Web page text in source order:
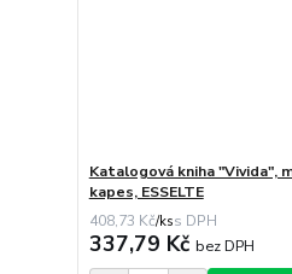
Katalogová kniha "Vivida",
kapes, ESSELTE
408,73 Kč/ks
337,79 Kč bez DPH